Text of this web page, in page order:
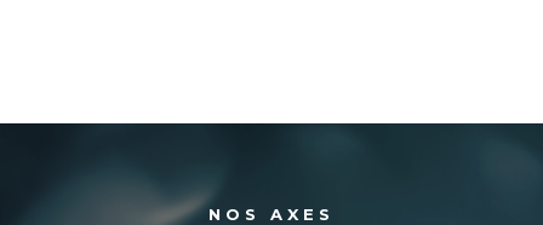
NOS AXES